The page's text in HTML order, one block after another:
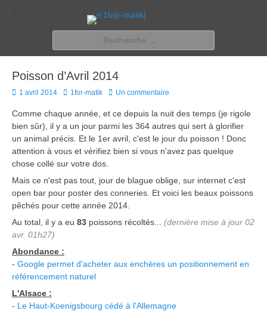
n'1fo[r-matik]
Pour les nymphos d'infos en info…
Poisson d’Avril 2014
Posted
1 avril 2014 Author
1for-matik Un commentaire
Comme chaque année, et ce depuis la nuit des temps (je rigole
bien sûr), il y a un jour parmi les 364 autres qui sert à glorifier
un animal précis. Et le 1er avril, c'est le jour du poisson ! Donc
attention à vous et vérifiez bien si vous n'avez pas quelque
chose collé sur votre dos.
Mais ce n'est pas tout, jour de blague oblige, sur internet c'est
open bar pour poster des conneries. Et voici les beaux poissons
pêchés pour cette année 2014.
Au total, il y a eu 83 poissons récoltés... (dernière mise à jour 02
avr. 01h27)
Abondance :
- Google permet d'acheter aux enchères un positionnement en
référencement naturel
L'Alsace :
- Le Haut-Koenigsbourg cédé à l'Allemagne